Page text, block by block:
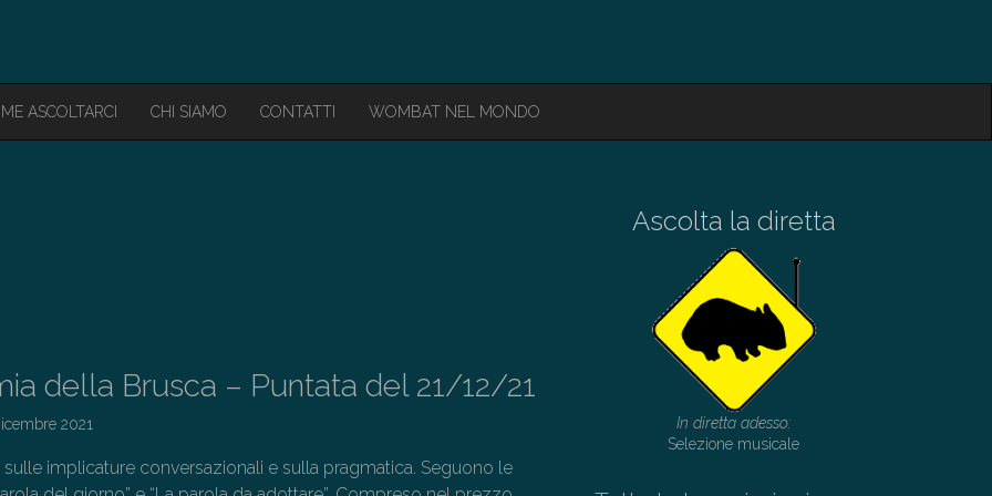
ASCOLTARCI CHI SIAMO CONTATTI WOMBAT NEL MONDO
della Brusca – Puntata del 21/12/21
2021
implicature conversazionali e sulla pragmatica. Seguono le
Ascolta la diretta
In diretta adesso:
Selezione musicale